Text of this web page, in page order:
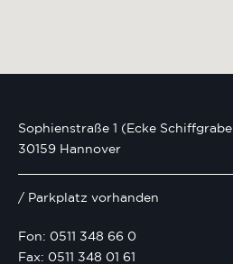
Sophienstraße 1 (Ecke
30159 Hannover
/ Parkplatz vorhanden
Fon: 0511 348 66 0
Fax: 0511 348 01 61